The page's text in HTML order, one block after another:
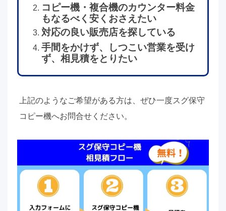
コピー機・複合機のカウンター料金
もなるべく安くおさえたい
対応の良い販売店を探している
手間をかけず、しつこい営業を受け
ず、相見積をとりたい
上記のようなご希望がある方は、ぜひ一度スグ保守
コピー機へお問合せください。